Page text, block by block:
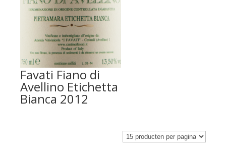
Favati Fiano di
Avellino Etichetta
Bianca 2012